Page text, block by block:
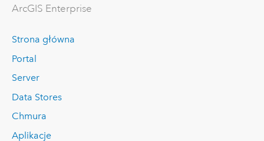
ArcGIS Enterprise
Strona główna
Portal
Server
Data Stores
Chmura
Aplikacje